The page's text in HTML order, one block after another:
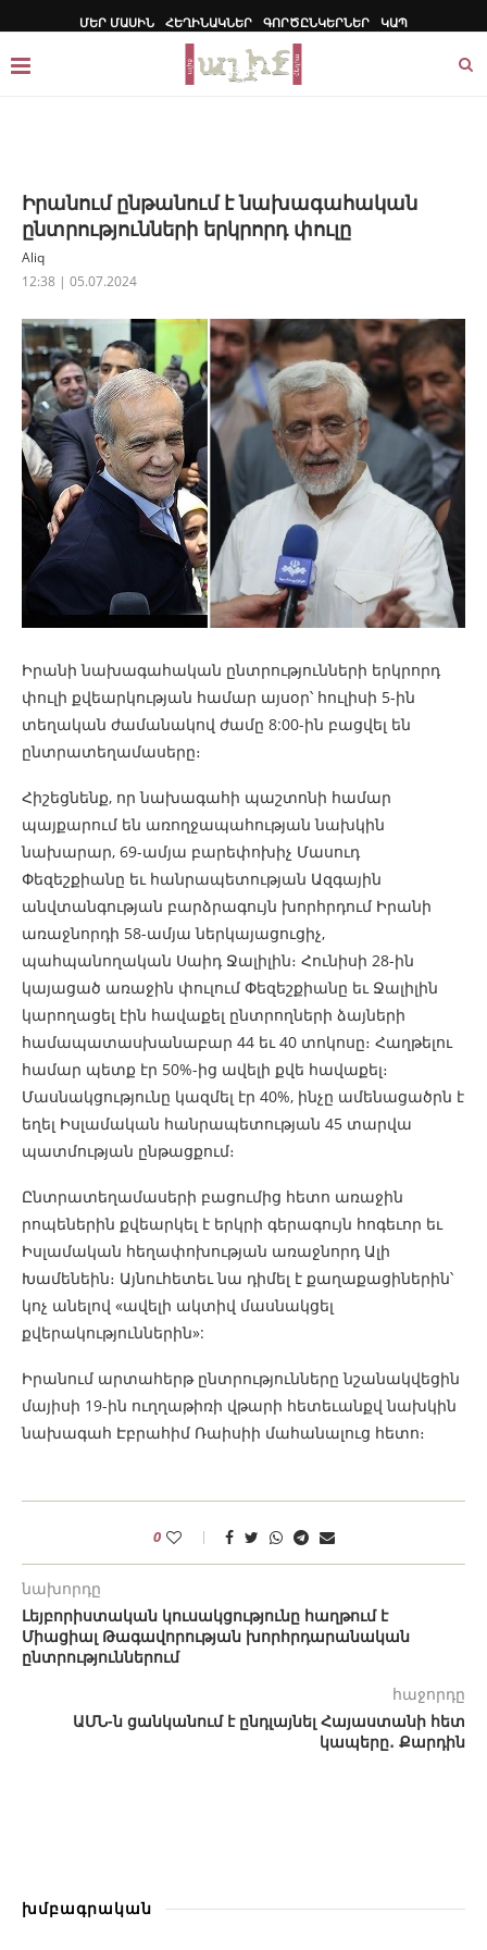
ՄԵՐ ՄԱՍԻՆ ՀԵՂԻՆԱԿՆԵՐ ԳՈՐԾԸՆԿԵՐՆԵՐ ԿԱՊ
Իրանում ընթանում է նախագահական
ընտրությունների երկրորդ փուլը
Aliq
12:38 | 05.07.2024
Իրանի նախագահական ընտրությունների երկրորդ
փուլի քվեարկության համար այսօր՝ հուլիսի 5-ին
տեղական ժամանակով ժամը 8:00-ին բացվել են
ընտրատեղամասերը։
Հիշեցնենք, որ նախագահի պաշտոնի համար
պայքարում են առողջապահության նախկին
նախարար, 69-ամյա բարեփոխիչ Մասուդ
Փեզեշքիանը եւ հանրապետության Ազգային
անվտանգության բարձրագույն խորհրդում Իրանի
առաջնորդի 58-ամյա ներկայացուցիչ,
պահպանողական Սաիդ Ջալիլին։ Հունիսի 28-ին
կայացած առաջին փուլում Փեզեշքիանը եւ Ջալիլին
կարողացել էին հավաքել ընտրողների ձայների
համապատասխանաբար 44 եւ 40 տոկոսը։ Հաղթելու
համար պետք էր 50%-ից ավելի քվե հավաքել։
Մասնակցությունը կազմել էր 40%, ինչը ամենացածրն է
եղել Իսլամական հանրապետության 45 տարվա
պատմության ընթացքում։
Ընտրատեղամասերի բացումից հետո առաջին
րոպեներին քվեարկել է երկրի գերագույն հոգեւոր եւ
Իսլամական հեղափոխության առաջնորդ Ալի
Խամենեին։ Այնուհետեւ նա դիմել է քաղաքացիներին՝
կոչ անելով «ավելի ակտիվ մասնակցել
քվերակություններին»:
Իրանում արտահերթ ընտրությունները նշանակվեցին
մայիսի 19-ին ուղղաթիռի վթարի հետեւանքվ նախկին
նախագահ Էբրահիմ Ռաիսիի մահանալուց հետո։
0
նախորդը
Լեյբորիստական ​​կուսակցությունը հաղթում է
Միացիալ Թագավորության խորհրդարանական
ընտրություններում
հաջորդը
ԱՄՆ-ն ցանկանում է ընդլայնել Հայաստանի հետ
կապերը․ Քարդին
խմբագրական